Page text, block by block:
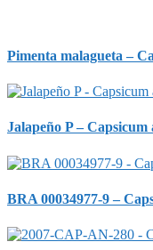
Pimenta malagueta –
Jalapeño P –
BRA 00034977-9 –